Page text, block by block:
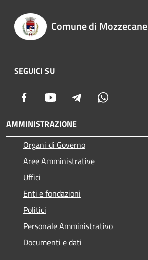
Comune di Mozzecane
SEGUICI SU
Facebook Youtube Telegram
AMMINISTRAZIONE
Organi di Governo
Aree Amministrative
Uffici
Enti e fondazioni
Politici
Personale Amministrativo
Documenti e dati